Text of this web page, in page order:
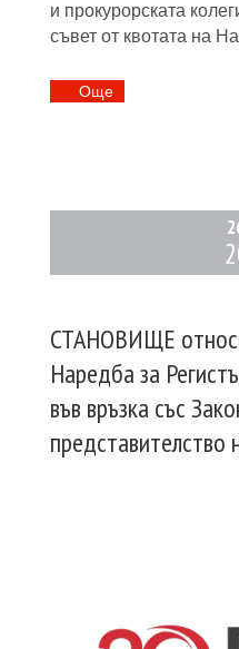
и прокурорската
съвет от квотата на
Oще
СТАНОВИЩЕ
Наредба за
във връзка със